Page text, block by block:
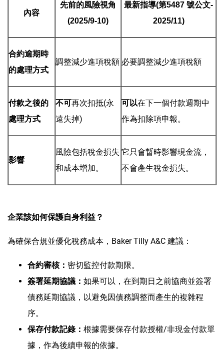
內容
先前的風險視角
(2025/9-10)
最新指導(第5487 號公文-
2025/11)
合約逾期時
的處理方式
調整減少進項稅額 必要調整減少進項稅額
付款之後的
處理方式
不可 再次扣抵(永
遠失掉)
可以在下一個付款週期中
作為扣除項申報。
影響
風險包括稅金損失
和成本增加。
它只會暫時影響現金流，
不會產生稅金損失。
企業該如何保護自身利益？
為確保合規並優化稅務成本，Baker Tilly A&C 建議：
合約審核： 密切監控付款期限。
簽署延期協議： 如果可以，在到期日之前協商並簽署
債務延期協議，以避免因債務調整而產生的複雜程
序。
保存付款記錄： 根據需要保存付款授權/非現金付款單
據，作為後續申報的依據。